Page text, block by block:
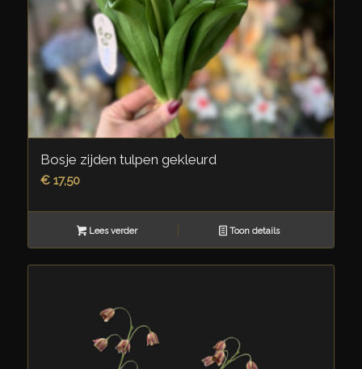
Bosje zijden tulpen gekleurd
€17,50
Lees verder Toon details